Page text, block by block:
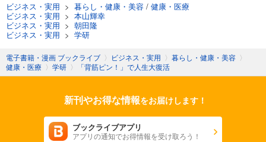
ビジネス・実用 > 暮らし・健康・美容 / 健康・医療
ビジネス・実用 > 本山輝幸
ビジネス・実用 > 朝田隆
ビジネス・実用 > 学研
電子書籍・漫画 ブックライブ 〉 ビジネス・実用 〉 暮らし・健康・美容 〉
健康・医療 〉 学研 〉 「背筋ピン！」で人生大復活
新刊やお得な情報をお届けします！
ブックライブアプリ
アプリの通知でお得情報を受け取ろう！